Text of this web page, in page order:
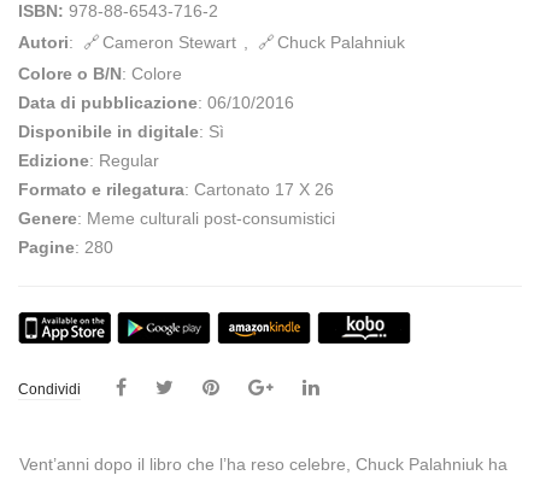
ISBN: 978-88-6543-716-2
Autori: Cameron Stewart ,
Chuck Palahniuk
Colore o B/N: Colore
Data di pubblicazione: 06/10/2016
Disponibile in digitale: Sì
Edizione: Regular
Formato e rilegatura: Cartonato 17 X 26
Genere: Meme culturali post-consumistici
Pagine: 280
Condividi
Vent’anni dopo il libro che l’ha reso celebre, Chuck Palahniuk ha